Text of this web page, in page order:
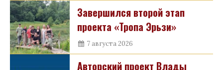
Завершился второй этап
проекта «Тропа Эрьзи»
7 августа 2026
Авторский проект Влады